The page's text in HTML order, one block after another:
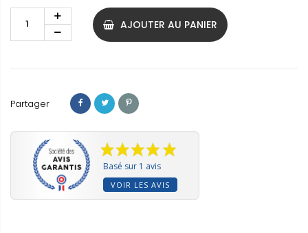
AJOUTER AU PANIER
Partager
Basé sur 1 avis
VOIR LES AVIS